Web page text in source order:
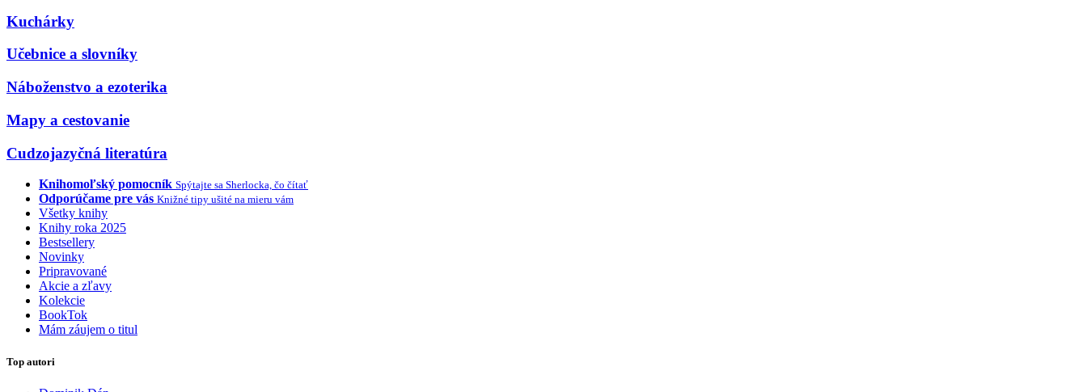
Kuchárky
Učebnice a slovníky
Náboženstvo a ezoterika
Mapy a cestovanie
Cudzojazyčná literatúra
Knihomoľský pomocník Spýtajte sa Sherlocka, čo čítať
Odporúčame pre vás Knižné tipy ušité na mieru vám
Všetky knihy
Knihy roka 2025
Bestsellery
Novinky
Pripravované
Akcie a zľavy
Kolekcie
BookTok
Mám záujem o titul
Top autori